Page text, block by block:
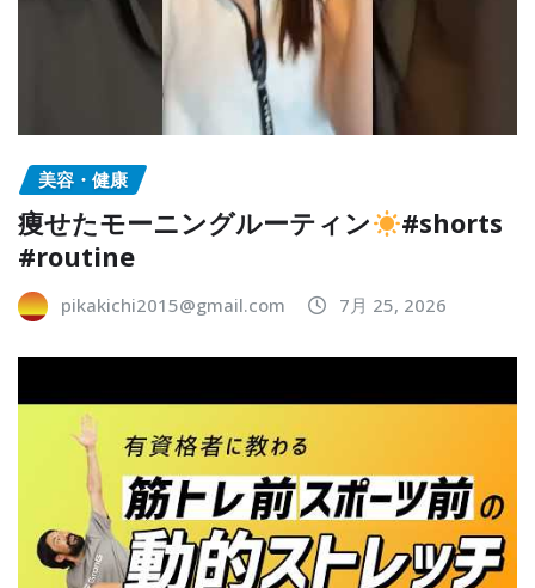
美容・健康
痩せたモーニングルーティン
#shorts
#routine
pikakichi2015@gmail.com 7月 25, 2026